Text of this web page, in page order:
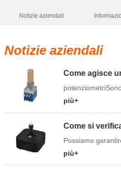
domanda
Language
Notizie aziendali
Notizie aziendali
Come agisce
sue applicazioni
onnipresenti che
innumerevoli
volume alle radio
diffuso, molte
il funzionamento
più+
Come si
imballato?
Possiamo
Perché la nostra
certificazione
più+